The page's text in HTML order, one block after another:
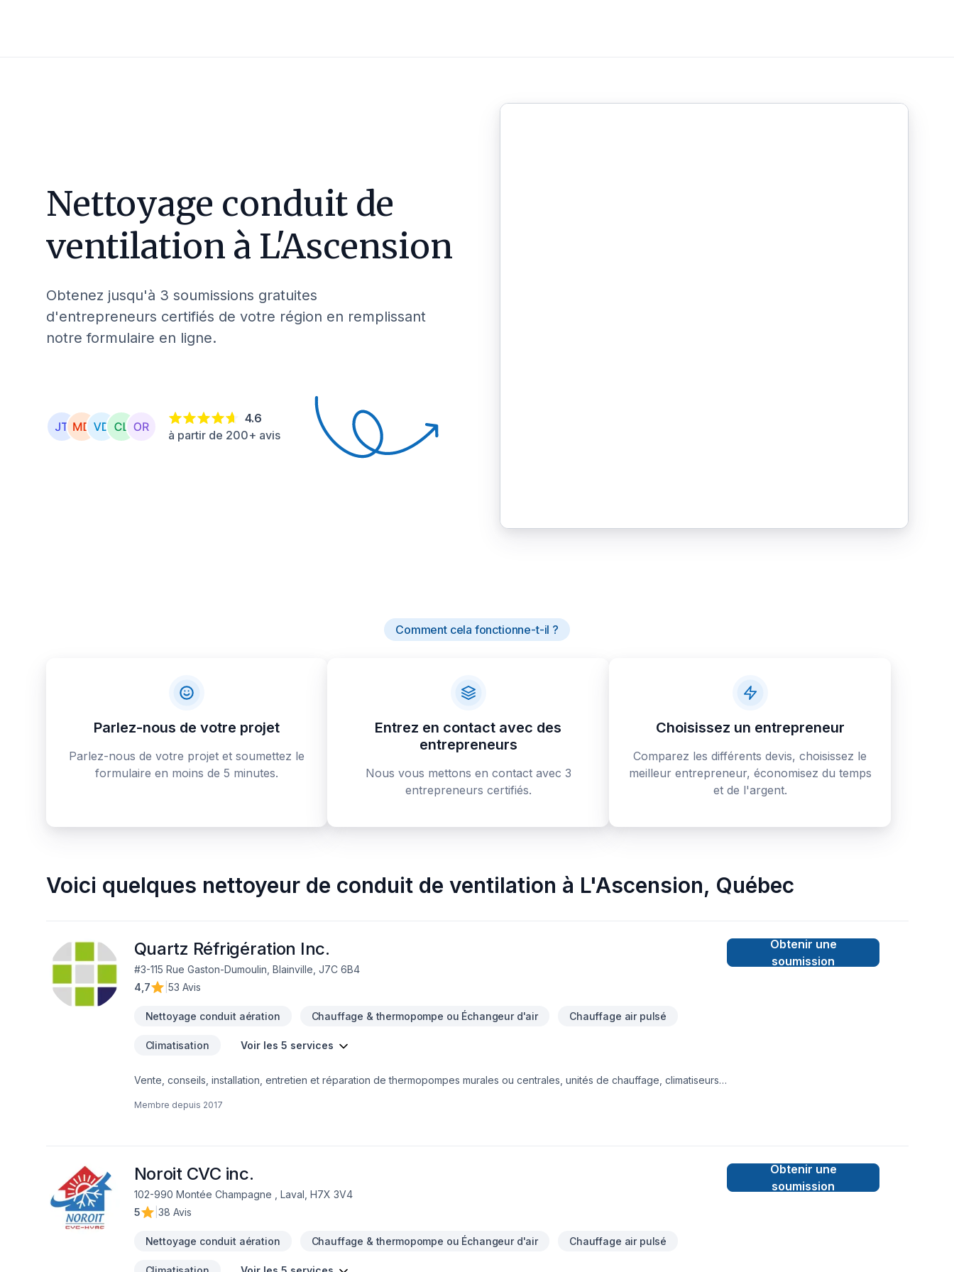
Nettoyage conduit de
ventilation à L'Ascension
Obtenez jusqu'à 3 soumissions gratuites
d'entrepreneurs certifiés de votre région en remplissant
notre formulaire en ligne.
4.6
à partir de 200+ avis
Comment cela fonctionne-t-il ?
Parlez-nous de votre projet
Parlez-nous de votre projet et soumettez le
formulaire en moins de 5 minutes.
Entrez en contact avec des
entrepreneurs
Nous vous mettons en contact avec 3
entrepreneurs certifiés.
Choisissez un entrepreneur
Comparez les différents devis, choisissez le
meilleur entrepreneur, économisez du temps
et de l'argent.
Voici quelques nettoyeur de conduit de ventilation à L'Ascension, Québec
Quartz Réfrigération Inc.
#3-115 Rue Gaston-Dumoulin, Blainville, J7C 6B4
4,7
53 Avis
Nettoyage conduit aération Chauffage & thermopompe ou Échangeur d'air Chauffage air pulsé
Climatisation Voir les 5 services
Vente, conseils, installation, entretien et réparation de thermopompes murales ou centrales, unités de chauffage, climatiseurs
chauffage au service de votre confort !Établie à Blainville, Quartz Réfrigération dessert une clientèle résidentielle et
Membre depuis 2017
Obtenir une
soumission
Noroit CVC inc.
102-990 Montée Champagne , Laval, H7X 3V4
5
38 Avis
Nettoyage conduit aération Chauffage & thermopompe ou Échangeur d'air Chauffage air pulsé
Obtenir une
soumission